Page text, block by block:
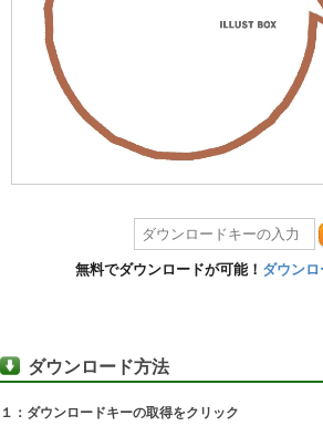
無料でダウンロードが可能！ ダウン
ダウンロード方法
１：ダウンロードキーの取得をクリック